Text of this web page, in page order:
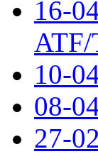
16-
ATF/
10-
08-
27-